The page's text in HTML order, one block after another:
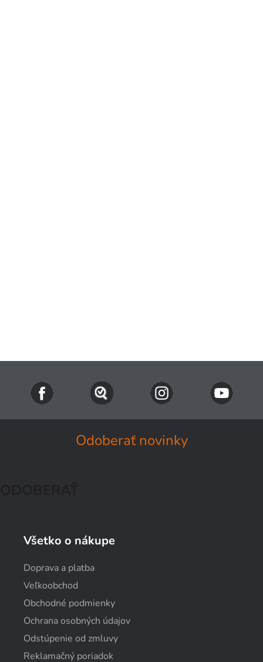
Odoberať novinky
Všetko o nákupe
Doprava a platba
Veľkoobchod
Obchodné podmienky
Ochrana osobných údajov
Odstúpenie od zmluvy
Reklamačný poriadok